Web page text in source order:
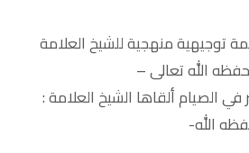
توجيهية منهجية للشيخ العلامة
الله تعالى –
في الصيام ألقاها الشيخ العلامة :
الله-